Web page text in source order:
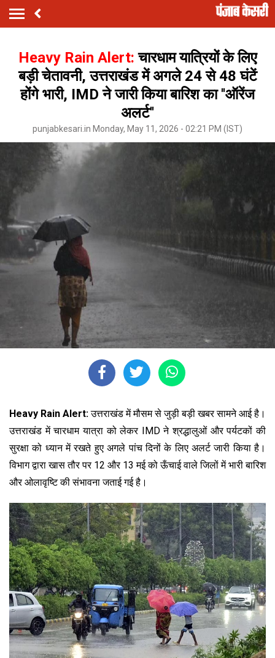
Heavy Rain Alert:चारधाम यात्रियों के लिए
बड़ी चेतावनी, उत्तराखंड में अगले 24 से 48 घंटें
होंगे भारी, IMD ने जारी किया बारिश का ''ऑरेंज
अलर्ट''
punjabkesari.in Monday, May 11, 2026 - 02:21 PM (IST)
Heavy Rain Alert:उत्तराखंड में मौसम से जुड़ी बड़ी खबर सामने आई है।
उत्तराखंड में चारधाम यात्रा को लेकर IMD ने श्रद्धालुओं और पर्यटकों की
सुरक्षा को ध्यान में रखते हुए अगले पांच दिनों के लिए अलर्ट जारी किया है।
विभाग द्वारा खास तौर पर 12 और 13 मई को ऊँचाई वाले जिलों में भारी बारिश
और ओलावृष्टि की संभावना जताई गई है।